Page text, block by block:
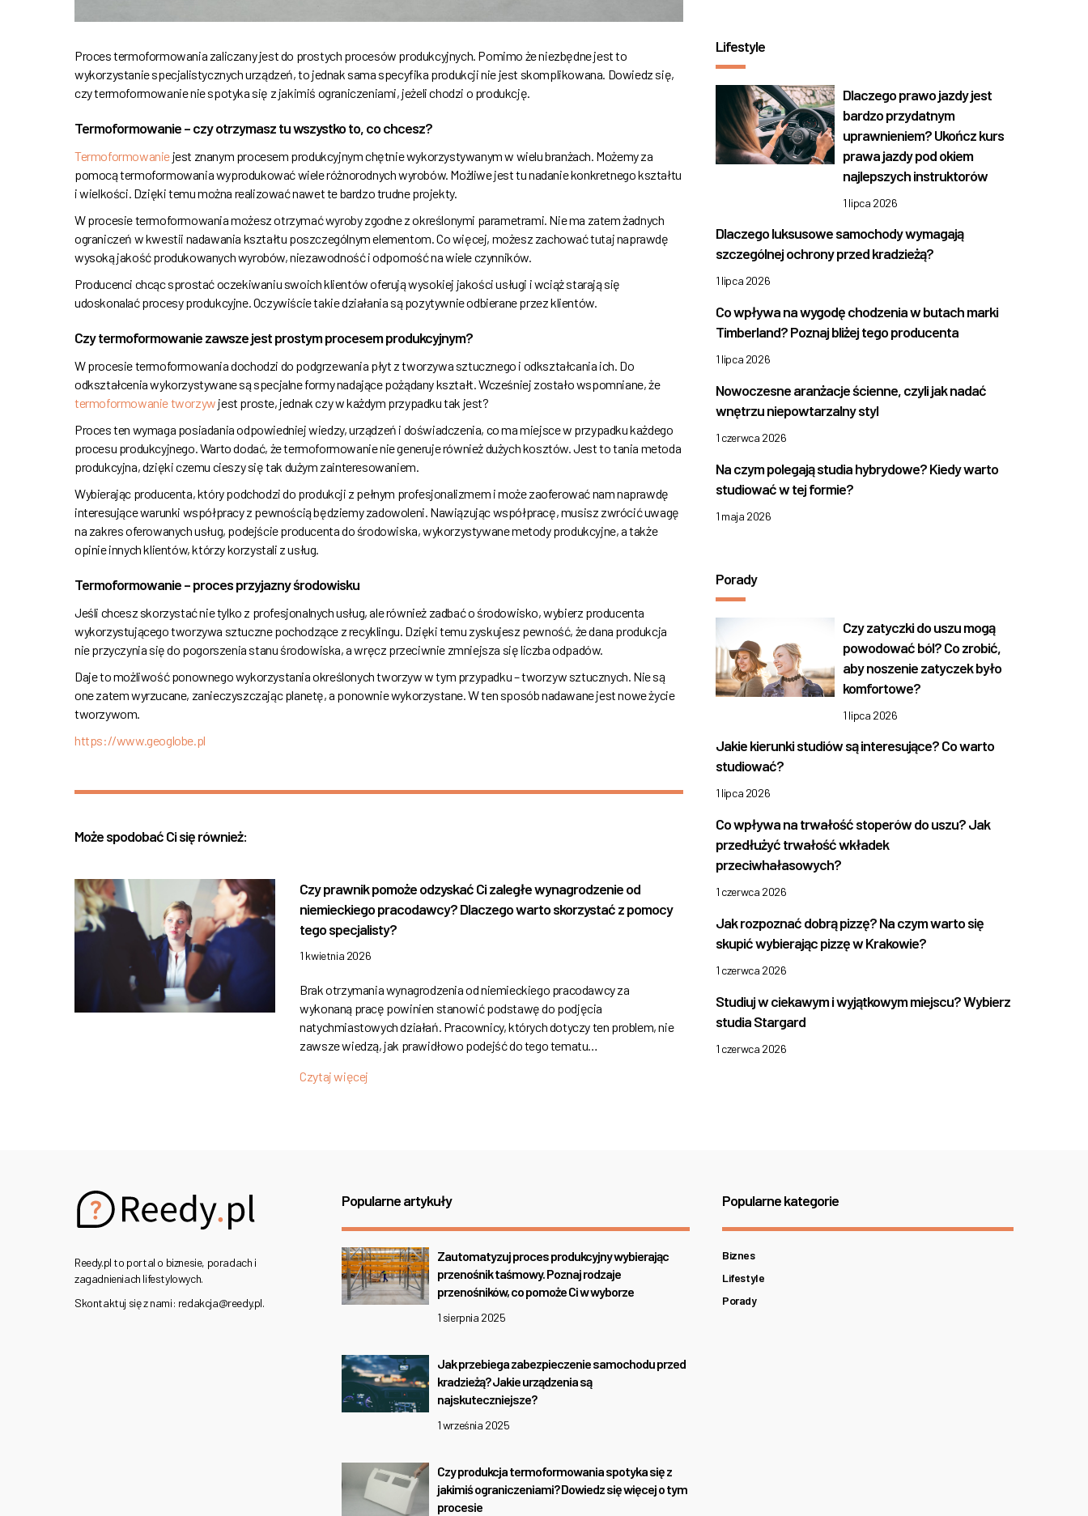
Proces termoformowania zaliczany jest do prostych procesów produkcyjnych. Pomimo że niezbędne jest to
wykorzystanie specjalistycznych urządzeń, to jednak sama specyfika produkcji nie jest skomplikowana. Dowiedz się,
czy termoformowanie nie spotyka się z jakimiś ograniczeniami, jeżeli chodzi o produkcję.
Termoformowanie – czy otrzymasz tu wszystko to, co chcesz?
Termoformowanie jest znanym procesem produkcyjnym chętnie wykorzystywanym w wielu branżach. Możemy za
pomocą termoformowania wyprodukować wiele różnorodnych wyrobów. Możliwe jest tu nadanie konkretnego kształtu
i wielkości. Dzięki temu można realizować nawet te bardzo trudne projekty.
W procesie termoformowania możesz otrzymać wyroby zgodne z określonymi parametrami. Nie ma zatem żadnych
ograniczeń w kwestii nadawania kształtu poszczególnym elementom. Co więcej, możesz zachować tutaj naprawdę
wysoką jakość produkowanych wyrobów, niezawodność i odporność na wiele czynników.
Producenci chcąc sprostać oczekiwaniu swoich klientów oferują wysokiej jakości usługi i wciąż starają się
udoskonalać procesy produkcyjne. Oczywiście takie działania są pozytywnie odbierane przez klientów.
Czy termoformowanie zawsze jest prostym procesem produkcyjnym?
W procesie termoformowania dochodzi do podgrzewania płyt z tworzywa sztucznego i odkształcania ich. Do
odkształcenia wykorzystywane są specjalne formy nadające pożądany kształt. Wcześniej zostało wspomniane, że
termoformowanie tworzyw jest proste, jednak czy w każdym przypadku tak jest?
Proces ten wymaga posiadania odpowiedniej wiedzy, urządzeń i doświadczenia, co ma miejsce w przypadku każdego
procesu produkcyjnego. Warto dodać, że termoformowanie nie generuje również dużych kosztów. Jest to tania metoda
produkcyjna, dzięki czemu cieszy się tak dużym zainteresowaniem.
Wybierając producenta, który podchodzi do produkcji z pełnym profesjonalizmem i może zaoferować nam naprawdę
interesujące warunki współpracy z pewnością będziemy zadowoleni. Nawiązując współpracę, musisz zwrócić uwagę
na zakres oferowanych usług, podejście producenta do środowiska, wykorzystywane metody produkcyjne, a także
opinie innych klientów, którzy korzystali z usług.
Termoformowanie – proces przyjazny środowisku
Jeśli chcesz skorzystać nie tylko z profesjonalnych usług, ale również zadbać o środowisko, wybierz producenta
wykorzystującego tworzywa sztuczne pochodzące z recyklingu. Dzięki temu zyskujesz pewność, że dana produkcja
nie przyczynia się do pogorszenia stanu środowiska, a wręcz przeciwnie zmniejsza się liczba odpadów.
Daje to możliwość ponownego wykorzystania określonych tworzyw w tym przypadku – tworzyw sztucznych. Nie są
one zatem wyrzucane, zanieczyszczając planetę, a ponownie wykorzystane. W ten sposób nadawane jest nowe życie
tworzywom.
https://www.geoglobe.pl
Może spodobać Ci się również:
Czy prawnik pomoże odzyskać Ci zaległe wynagrodzenie od
niemieckiego pracodawcy? Dlaczego warto skorzystać z pomocy
tego specjalisty?
1 kwietnia 2026
Brak otrzymania wynagrodzenia od niemieckiego pracodawcy za
wykonaną pracę powinien stanowić podstawę do podjęcia
natychmiastowych działań. Pracownicy, których dotyczy ten problem, nie
zawsze wiedzą, jak prawidłowo podejść do tego tematu…
Czytaj więcej
Lifestyle
Dlaczego prawo jazdy jest
bardzo przydatnym
uprawnieniem? Ukończ kurs
prawa jazdy pod okiem
najlepszych instruktorów
1 lipca 2026
Dlaczego luksusowe samochody wymagają
szczególnej ochrony przed kradzieżą?
1 lipca 2026
Co wpływa na wygodę chodzenia w butach marki
Timberland? Poznaj bliżej tego producenta
1 lipca 2026
Nowoczesne aranżacje ścienne, czyli jak nadać
wnętrzu niepowtarzalny styl
1 czerwca 2026
Na czym polegają studia hybrydowe? Kiedy warto
studiować w tej formie?
1 maja 2026
Porady
Czy zatyczki do uszu mogą
powodować ból? Co zrobić,
aby noszenie zatyczek było
komfortowe?
1 lipca 2026
Jakie kierunki studiów są interesujące? Co warto
studiować?
1 lipca 2026
Co wpływa na trwałość stoperów do uszu? Jak
przedłużyć trwałość wkładek
przeciwhałasowych?
1 czerwca 2026
Jak rozpoznać dobrą pizzę? Na czym warto się
skupić wybierając pizzę w Krakowie?
1 czerwca 2026
Studiuj w ciekawym i wyjątkowym miejscu? Wybierz
studia Stargard
1 czerwca 2026
Reedy.pl to portal o biznesie, poradach i
zagadnieniach lifestylowych.
Skontaktuj się z nami: redakcja@reedy.pl.
Popularne artykuły
Zautomatyzuj proces produkcyjny wybierając
przenośnik taśmowy. Poznaj rodzaje
przenośników, co pomoże Ci w wyborze
1 sierpnia 2025
Jak przebiega zabezpieczenie samochodu przed
kradzieżą? Jakie urządzenia są
najskuteczniejsze?
1 września 2025
Czy produkcja termoformowania spotyka się z
jakimiś ograniczeniami? Dowiedz się więcej o tym
procesie
Popularne kategorie
Biznes
Lifestyle
Porady